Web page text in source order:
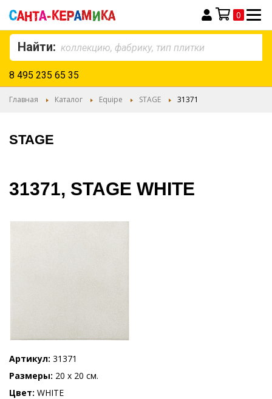
Моя корзина
0
Найти:
8 495 235 65 35
Главная Каталог Equipe STAGE 31371
STAGE
31371, STAGE WHITE
Артикул 31371
Размеры 20 x 20 см.
Цвет WHITE